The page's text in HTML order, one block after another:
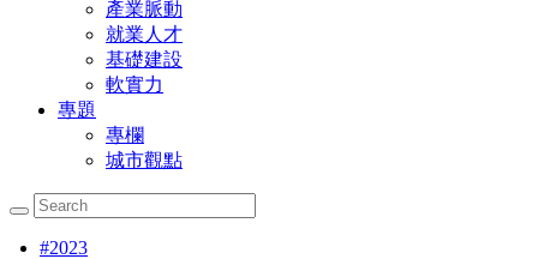
產業脈動
就業人才
基礎建設
軟實力
專題
專欄
城市觀點
#2023